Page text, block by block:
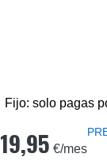
Fijo: solo pagas
19,95 €/mes